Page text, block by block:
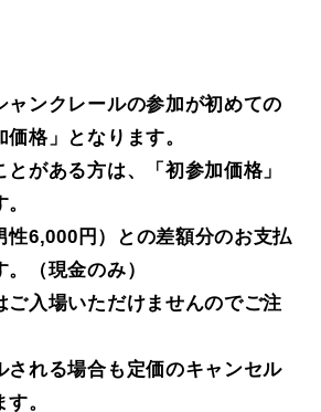
ャンクレールの参加が初めての
格」となります。
がある方は、「初参加価格」
性6,000円）との差額分のお支払
（現金のみ）
ご入場いただけませんのでご注
される場合も定価のキャンセル
。